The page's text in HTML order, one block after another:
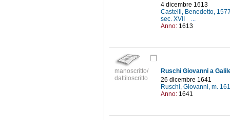
4 dicembre 1613
Castelli, Benedetto,
sec. XVII
Anno: 1613
manoscritto/
dattiloscritto
Ruschi Giovanni a
26 dicembre 1641
Ruschi, Giovanni, m.
Anno: 1641